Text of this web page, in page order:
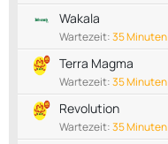
Wakala
Wartezeit:35 Minuten
Terra Magma
Wartezeit:35 Minuten
Revolution
Wartezeit:35 Minuten